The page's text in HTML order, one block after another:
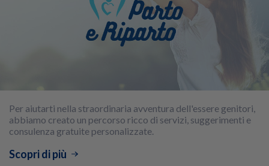
Per aiutarti nella straordinaria avventura dell'essere genitori,
abbiamo creato un percorso ricco di servizi, suggerimenti e
consulenza gratuite personalizzate.
Scopri di più